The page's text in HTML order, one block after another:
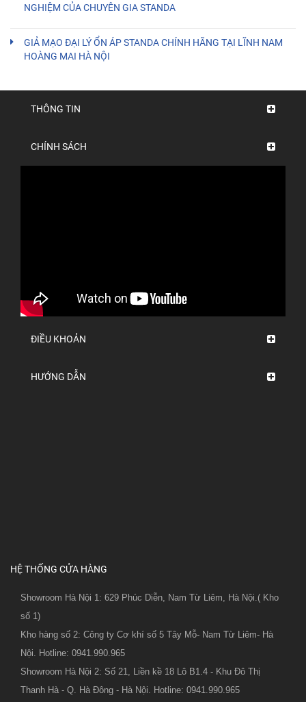
NGHIỆM CỦA CHUYÊN GIA STANDA
GIẢ MẠO ĐẠI LÝ ỔN ÁP STANDA CHÍNH HÃNG TẠI LĨNH NAM
HOÀNG MAI HÀ NỘI
THÔNG TIN
CHÍNH SÁCH
ĐIỀU KHOẢN
HƯỚNG DẪN
HỆ THỐNG CỬA HÀNG
Showroom Hà Nội 1: 629 Phúc Diễn, Nam Từ Liêm, Hà Nội.( Kho
số 1)
Kho hàng số 2: Công ty Cơ khí số 5 Tây Mỗ- Nam Từ Liêm- Hà
Nội. Hotline: 0941.990.965
Showroom Hà Nội 2: Số 21, Liền kề 18 Lô B1.4 - Khu Đô Thị
Thanh Hà - Q. Hà Đông - Hà Nội. Hotline: 0941.990.965